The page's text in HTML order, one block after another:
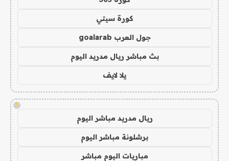
كورة سيتي
جول العرب goalarab
بث مباشر ريال مدريد اليوم
يلا لايف
!
ريال مدريد مباشر اليوم
برشلونة مباشر اليوم
مباريات اليوم مباشر